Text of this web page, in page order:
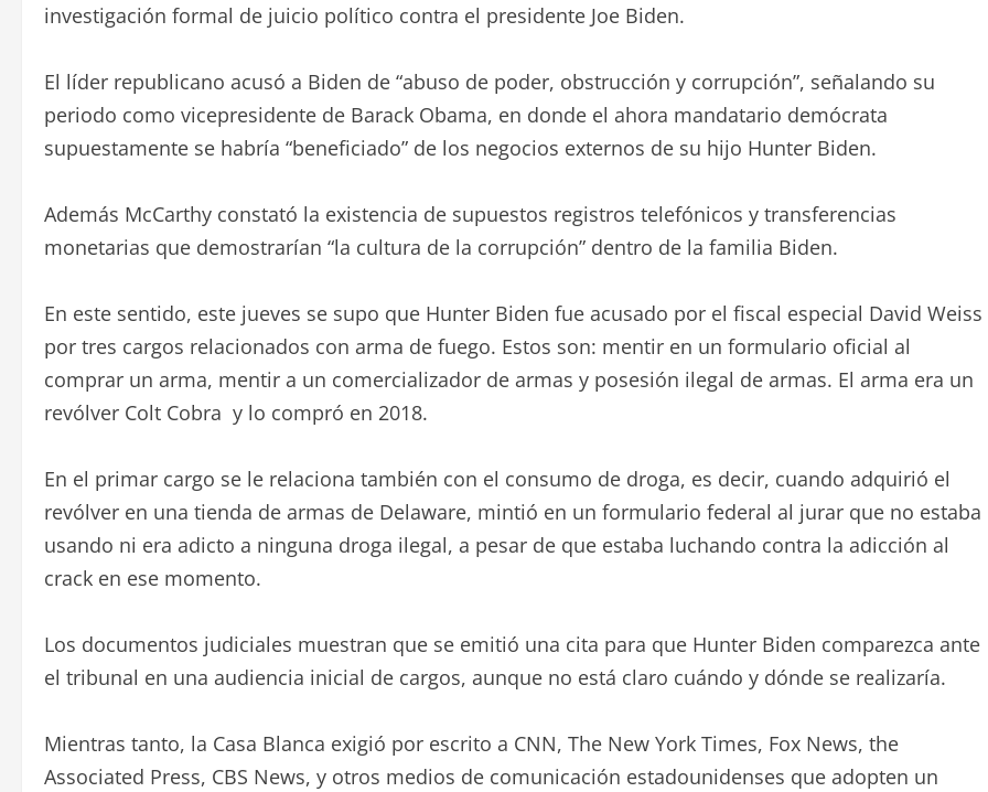
investigación formal de juicio político contra el presidente Joe Biden.
El líder republicano acusó a Biden de “abuso de poder, obstrucción y corrupción”, señalando su
periodo como vicepresidente de Barack Obama, en donde el ahora mandatario demócrata
supuestamente se habría “beneficiado” de los negocios externos de su hijo Hunter Biden.
Además McCarthy constató la existencia de supuestos registros telefónicos y transferencias
monetarias que demostrarían “la cultura de la corrupción” dentro de la familia Biden.
En este sentido, este jueves se supo que Hunter Biden fue acusado por el fiscal especial David Weiss
por tres cargos relacionados con arma de fuego. Estos son: mentir en un formulario oficial al
comprar un arma, mentir a un comercializador de armas y posesión ilegal de armas. El arma era un
revólver Colt Cobra y lo compró en 2018.
En el primar cargo se le relaciona también con el consumo de droga, es decir, cuando adquirió el
revólver en una tienda de armas de Delaware, mintió en un formulario federal al jurar que no estaba
usando ni era adicto a ninguna droga ilegal, a pesar de que estaba luchando contra la adicción al
crack en ese momento.
Los documentos judiciales muestran que se emitió una cita para que Hunter Biden comparezca ante
el tribunal en una audiencia inicial de cargos, aunque no está claro cuándo y dónde se realizaría.
Mientras tanto, la Casa Blanca exigió por escrito a CNN, The New York Times, Fox News, the
Associated Press, CBS News, y otros medios de comunicación estadounidenses que adopten un